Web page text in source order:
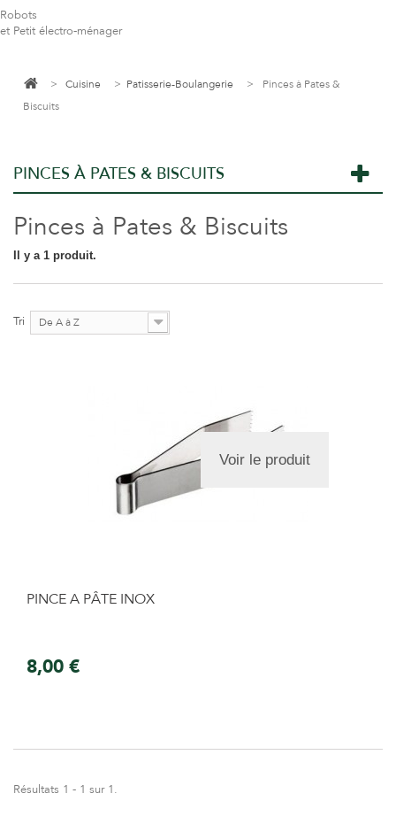
Robots
et Petit électro-ménager
> Cuisine > Patisserie-Boulangerie >
Pinces à Pates &
Biscuits
PINCES À PATES & BISCUITS
Pinces à Pates & Biscuits
Il y a 1 produit.
Tri De A à Z
Voir le produit
PINCE A PÂTE INOX
8,00 €
Résultats 1 - 1 sur 1.